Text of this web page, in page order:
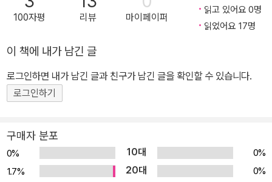
록 하자.
100자평 리뷰 마이페이퍼
읽고 있어요 0명
읽었어요 17명
이 책에 내가 남긴 글
로그인하면 내가 남긴 글과 친구가 남긴 글을 확인할 수 있습니다.
로그인하기
구매자 분포
0% 10대
0%
1.7%
20대
0%